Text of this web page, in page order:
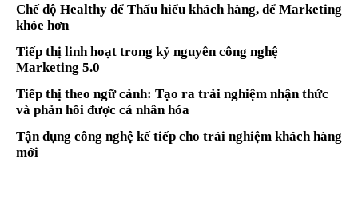
Chế độ Healthy để Thấu hiểu khách hàng, để Marketing
khỏe hơn
Tiếp thị linh hoạt trong kỷ nguyên công nghệ
Marketing 5.0
Tiếp thị theo ngữ cảnh: Tạo ra trải nghiệm nhận thức
và phản hồi được cá nhân hóa
Tận dụng công nghệ kế tiếp cho trải nghiệm khách hàng
mới